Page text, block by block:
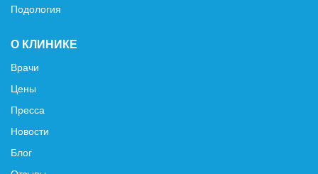
Подология
О КЛИНИКЕ
Врачи
Цены
Пресса
Новости
Блог